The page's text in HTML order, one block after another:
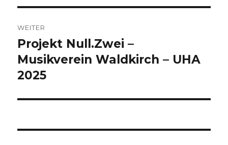
WEITER
Nächster
Beitrag:
Projekt Null.Zwei –
Musikverein Waldkirch – UHA
2025